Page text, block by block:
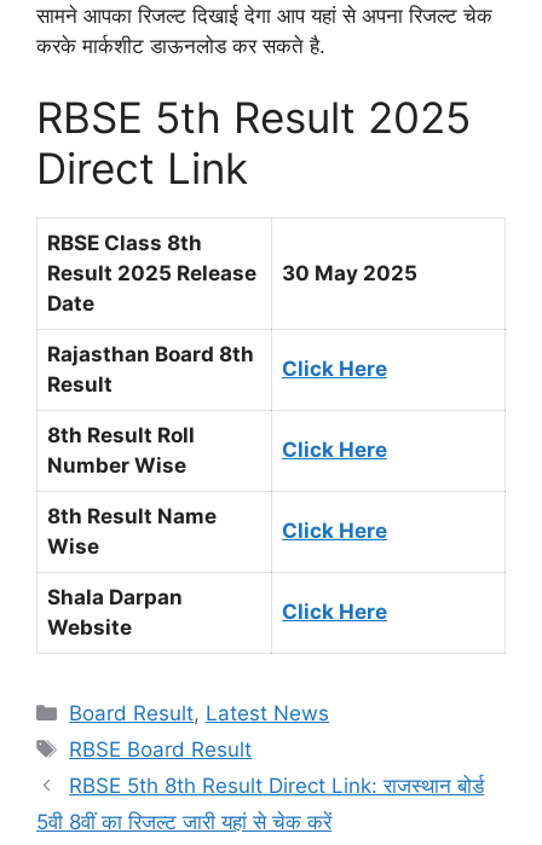
सामने आपका रिजल्ट दिखाई देगा आप यहां से अपना रिजल्ट चेक
करके मार्कशीट डाऊनलोड कर सकते है.
RBSE 5th Result 2025
Direct Link
RBSE Class 8th
Result 2025 Release
Date
30 May 2025
Rajasthan Board 8th
Result
Click Here
8th Result Roll
Number Wise
Click Here
8th Result Name
Wise
Click Here
Shala Darpan
Website
Click Here
Categories
Board Result, Latest News
Tags
RBSE Board Result
RBSE 5th 8th Result Direct Link: राजस्थान बोर्ड
5वी 8वीं का रिजल्ट जारी यहां से चेक करें